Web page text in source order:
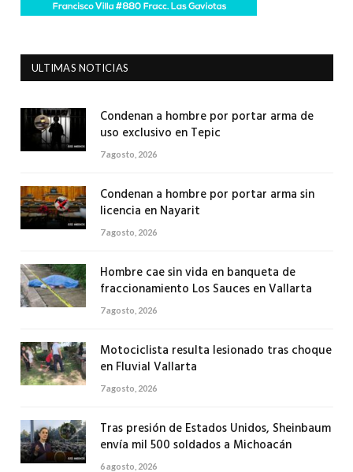
ULTIMAS NOTICIAS
Condenan a hombre por portar arma de
uso exclusivo en Tepic
7 agosto, 2026
Condenan a hombre por portar arma sin
licencia en Nayarit
7 agosto, 2026
Hombre cae sin vida en banqueta de
fraccionamiento Los Sauces en Vallarta
7 agosto, 2026
Motociclista resulta lesionado tras choque
en Fluvial Vallarta
7 agosto, 2026
Tras presión de Estados Unidos, Sheinbaum
envía mil 500 soldados a Michoacán
6 agosto, 2026